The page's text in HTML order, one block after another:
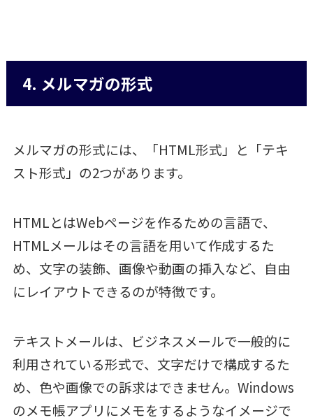
4. メルマガの形式
メルマガの形式には、「HTML形式」と「テキ
スト形式」の2つがあります。
HTMLとはWebページを作るための言語で、
HTMLメールはその言語を用いて作成するた
め、文字の装飾、画像や動画の挿入など、自由
にレイアウトできるのが特徴です。
テキストメールは、ビジネスメールで一般的に
利用されている形式で、文字だけで構成するた
め、色や画像での訴求はできません。Windows
のメモ帳アプリにメモをするようなイメージで